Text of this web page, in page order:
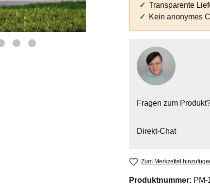
Transparente
Kein anonymes
Fragen zum
Direkt-Chat
Zum Merkzettel
Produktnummer: PM-